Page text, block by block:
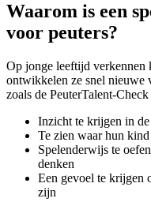
Waarom is een
voor peuters?
Op jonge leeftijd verkennen
ontwikkelen ze snel nieuwe
zoals de PeuterTalent-
Inzicht te krijgen in
Te zien waar hun
Spelenderwijs te
denken
Een gevoel te krijgen
zijn